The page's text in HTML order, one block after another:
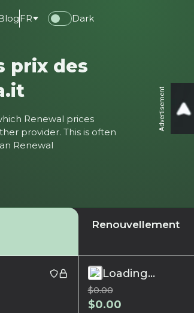
FR Dark
prix des
Renewal prices
provider. This is often
Renewal
Advertisement
Renouvellement
Loading...
$0.00
$0.00